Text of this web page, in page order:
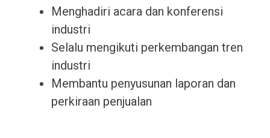
Menghadiri acara dan konferensi
industri
Selalu mengikuti perkembangan tren
industri
Membantu penyusunan laporan dan
perkiraan penjualan